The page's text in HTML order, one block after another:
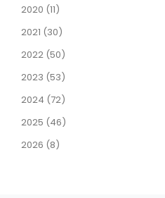
2020 (11)
2021 (30)
2022 (50)
2023 (53)
2024 (72)
2025 (46)
2026 (8)